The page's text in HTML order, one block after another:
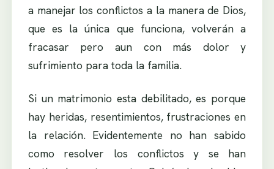
a manejar los conflictos a la manera de Dios,
que es la única que funciona, volverán a
fracasar pero aun con más dolor y
sufrimiento para toda la familia.
Si un matrimonio esta debilitado, es porque
hay heridas, resentimientos, frustraciones en
la relación. Evidentemente no han sabido
como resolver los conflictos y se han